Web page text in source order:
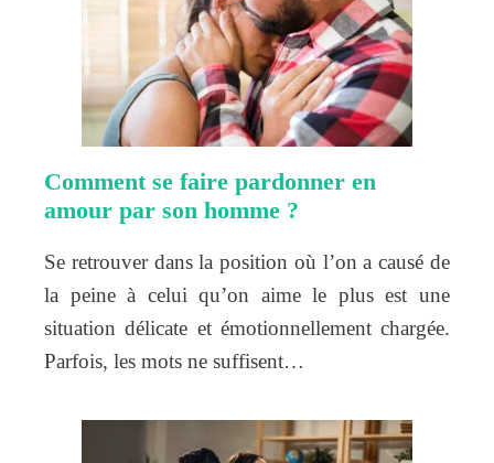
Comment se faire pardonner en
amour par son homme ?
Se retrouver dans la position où l’on a causé de
la peine à celui qu’on aime le plus est une
situation délicate et émotionnellement chargée.
Parfois, les mots ne suffisent…